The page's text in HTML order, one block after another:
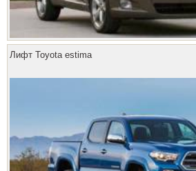
Лифт Toyota estima